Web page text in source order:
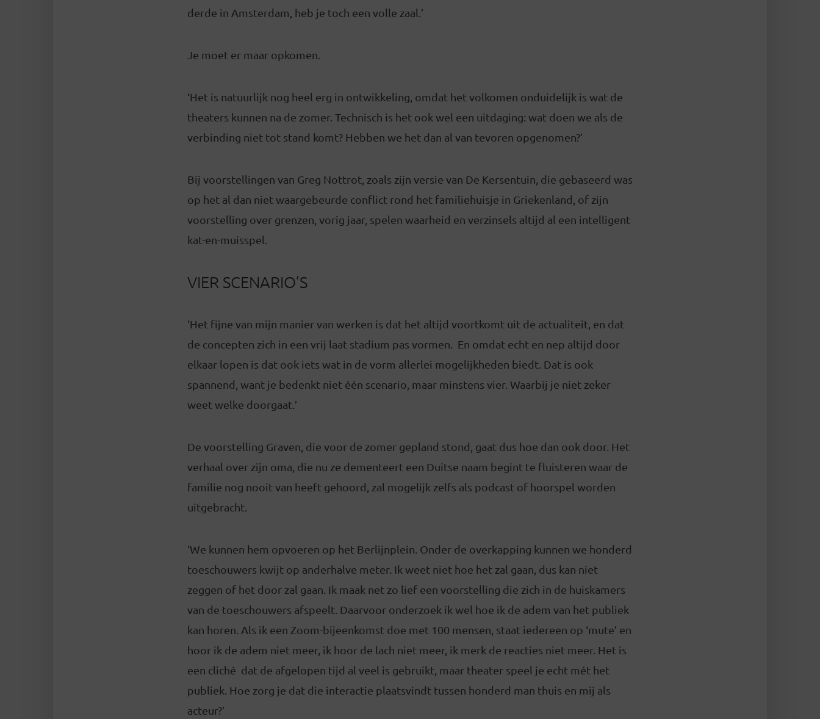
derde in Amsterdam, heb je toch een volle zaal.’
Je moet er maar opkomen.
‘Het is natuurlijk nog heel erg in ontwikkeling, omdat het volkomen onduidelijk is wat de
theaters kunnen na de zomer. Technisch is het ook wel een uitdaging: wat doen we als de
verbinding niet tot stand komt? Hebben we het dan al van tevoren opgenomen?’
Bij voorstellingen van Greg Nottrot, zoals zijn versie van De Kersentuin, die gebaseerd was
op het al dan niet waargebeurde conflict rond het familiehuisje in Griekenland, of zijn
voorstelling over grenzen, vorig jaar, spelen waarheid en verzinsels altijd al een intelligent
kat-en-muisspel.
VIER SCENARIO’S
‘Het fijne van mijn manier van werken is dat het altijd voortkomt uit de actualiteit, en dat
de concepten zich in een vrij laat stadium pas vormen. En omdat echt en nep altijd door
elkaar lopen is dat ook iets wat in de vorm allerlei mogelijkheden biedt. Dat is ook
spannend, want je bedenkt niet één scenario, maar minstens vier. Waarbij je niet zeker
weet welke doorgaat.’
De voorstelling Graven, die voor de zomer gepland stond, gaat dus hoe dan ook door. Het
verhaal over zijn oma, die nu ze dementeert een Duitse naam begint te fluisteren waar de
familie nog nooit van heeft gehoord, zal mogelijk zelfs als podcast of hoorspel worden
uitgebracht.
‘We kunnen hem opvoeren op het Berlijnplein. Onder de overkapping kunnen we honderd
toeschouwers kwijt op anderhalve meter. Ik weet niet hoe het zal gaan, dus kan niet
zeggen of het door zal gaan. Ik maak net zo lief een voorstelling die zich in de huiskamers
van de toeschouwers afspeelt. Daarvoor onderzoek ik wel hoe ik de adem van het publiek
kan horen. Als ik een Zoom-bijeenkomst doe met 100 mensen, staat iedereen op ‘mute’ en
hoor ik de adem niet meer, ik hoor de lach niet meer, ik merk de reacties niet meer. Het is
een cliché dat de afgelopen tijd al veel is gebruikt, maar theater speel je echt mét het
publiek. Hoe zorg je dat die interactie plaatsvindt tussen honderd man thuis en mij als
acteur?’